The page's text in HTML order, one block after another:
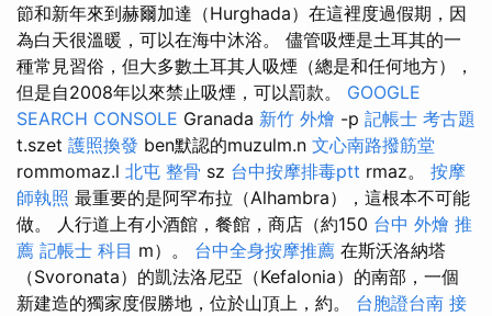
節和新年來到赫爾加達（Hurghada）在這裡度過假期，因
為白天很溫暖，可以在海中沐浴。 儘管吸煙是土耳其的一
種常見習俗，但大多數土耳其人吸煙（總是和任何地方），
但是自2008年以來禁止吸煙，可以罰款。 GOOGLE
SEARCH CONSOLE Granada 新竹 外燴 -p 記帳士 考古題
t.szet 護照換發 ben默認的muzulm.n 文心南路撥筋堂
rommomaz.l 北屯 整骨 sz 台中按摩排毒ptt rmaz。 按摩
師執照 最重要的是阿罕布拉（Alhambra），這根本不可能
做。 人行道上有小酒館，餐館，商店（約150 台中 外燴 推
薦 記帳士 科目 m）。 台中全身按摩推薦 在斯沃洛納塔
（Svoronata）的凱法洛尼亞（Kefalonia）的南部，一個
新建造的獨家度假勝地，位於山頂上，約。 台胞證台南 接